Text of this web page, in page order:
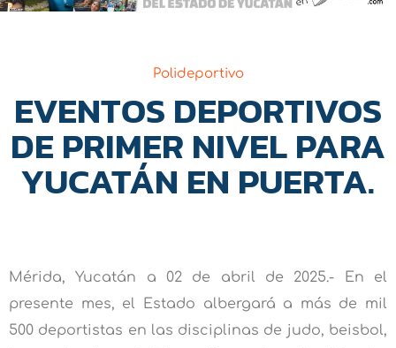
Polideportivo
EVENTOS DEPORTIVOS
DE PRIMER NIVEL PARA
YUCATÁN EN PUERTA.
Mérida, Yucatán a 02 de abril de 2025.- En el
presente mes, el Estado albergará a más de mil
500 deportistas en las disciplinas de judo, beisbol,